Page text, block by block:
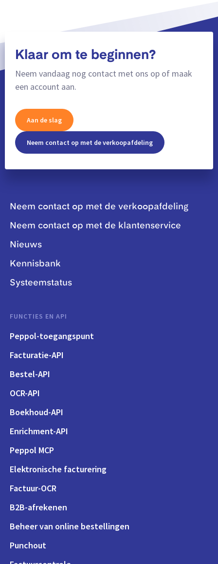
Klaar om te beginnen?
Neem vandaag nog contact met ons op of maak
een account aan.
Aan de slag
Neem contact op met de verkoopafdeling
Neem contact op met de verkoopafdeling
Neem contact op met de klantenservice
Nieuws
Kennisbank
Systeemstatus
FUNCTIES EN API
Peppol-toegangspunt
Facturatie-API
Bestel-API
OCR-API
Boekhoud-API
Enrichment-API
Peppol MCP
Elektronische facturering
Factuur-OCR
B2B-afrekenen
Beheer van online bestellingen
Punchout